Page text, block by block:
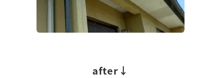
after↓